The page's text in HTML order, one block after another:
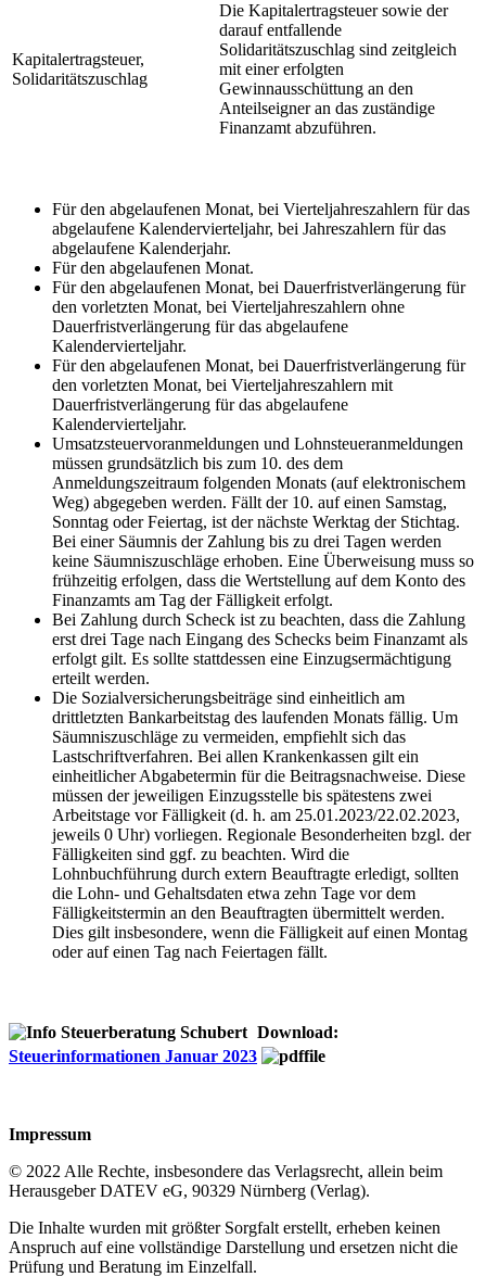
Kapitalertragsteuer,
Solidaritätszuschlag
Die Kapitalertragsteuer sowie der
darauf entfallende
Solidaritätszuschlag sind zeitgleich
mit einer erfolgten
Gewinnausschüttung an den
Anteilseigner an das zuständige
Finanzamt abzuführen.
Für den abgelaufenen Monat, bei Vierteljahreszahlern für das
abgelaufene Kalendervierteljahr, bei Jahreszahlern für das
abgelaufene Kalenderjahr.
Für den abgelaufenen Monat.
Für den abgelaufenen Monat, bei Dauerfristverlängerung für
den vorletzten Monat, bei Vierteljahreszahlern ohne
Dauerfristverlängerung für das abgelaufene
Kalendervierteljahr.
Für den abgelaufenen Monat, bei Dauerfristverlängerung für
den vorletzten Monat, bei Vierteljahreszahlern mit
Dauerfristverlängerung für das abgelaufene
Kalendervierteljahr.
Umsatzsteuervoranmeldungen und Lohnsteueranmeldungen
müssen grundsätzlich bis zum 10. des dem
Anmeldungszeitraum folgenden Monats (auf elektronischem
Weg) abgegeben werden. Fällt der 10. auf einen Samstag,
Sonntag oder Feiertag, ist der nächste Werktag der Stichtag.
Bei einer Säumnis der Zahlung bis zu drei Tagen werden
keine Säumniszuschläge erhoben. Eine Überweisung muss so
frühzeitig erfolgen, dass die Wertstellung auf dem Konto des
Finanzamts am Tag der Fälligkeit erfolgt.
Bei Zahlung durch Scheck ist zu beachten, dass die Zahlung
erst drei Tage nach Eingang des Schecks beim Finanzamt als
erfolgt gilt. Es sollte stattdessen eine Einzugsermächtigung
erteilt werden.
Die Sozialversicherungsbeiträge sind einheitlich am
drittletzten Bankarbeitstag des laufenden Monats fällig. Um
Säumniszuschläge zu vermeiden, empfiehlt sich das
Lastschriftverfahren. Bei allen Krankenkassen gilt ein
einheitlicher Abgabetermin für die Beitragsnachweise. Diese
müssen der jeweiligen Einzugsstelle bis spätestens zwei
Arbeitstage vor Fälligkeit (d. h. am 25.01.2023/22.02.2023,
jeweils 0 Uhr) vorliegen. Regionale Besonderheiten bzgl. der
Fälligkeiten sind ggf. zu beachten. Wird die
Lohnbuchführung durch extern Beauftragte erledigt, sollten
die Lohn- und Gehaltsdaten etwa zehn Tage vor dem
Fälligkeitstermin an den Beauftragten übermittelt werden.
Dies gilt insbesondere, wenn die Fälligkeit auf einen Montag
oder auf einen Tag nach Feiertagen fällt.
Download:
Steuerinformationen Januar 2023
Impressum
© 2022 Alle Rechte, insbesondere das Verlagsrecht, allein beim
Herausgeber DATEV eG, 90329 Nürnberg (Verlag).
Die Inhalte wurden mit größter Sorgfalt erstellt, erheben keinen
Anspruch auf eine vollständige Darstellung und ersetzen nicht die
Prüfung und Beratung im Einzelfall.